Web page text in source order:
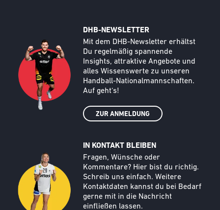
DHB-NEWSLETTER
Text
Mit dem DHB-Newsletter erhältst
Du regelmäßig spannende
Insights, attraktive Angebote und
alles Wissenswerte zu unseren
Handball-Nationalmannschaften.
Auf geht‘s!
ZUR ANMELDUNG
Call to action image
IN KONTAKT BLEIBEN
Text
Fragen, Wünsche oder
Kommentare? Hier bist du richtig.
Schreib uns einfach. Weitere
Kontaktdaten kannst du bei Bedarf
gerne mit in die Nachricht
einfließen lassen.